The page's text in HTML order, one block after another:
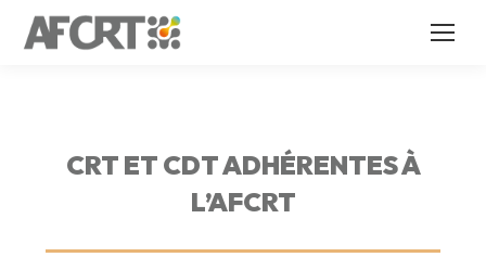
CRT ET CDT ADHÉRENTES À
L’AFCRT